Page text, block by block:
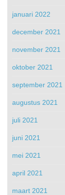
januari 2022
december 2021
november 2021
oktober 2021
september 2021
augustus 2021
juli 2021
juni 2021
mei 2021
april 2021
maart 2021